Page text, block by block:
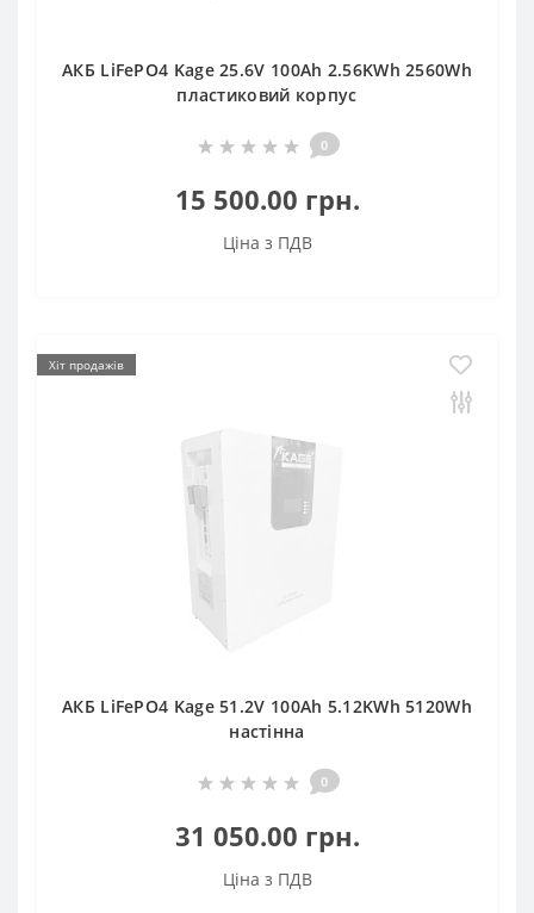
АКБ LiFePO4 Kage 25.6V 100Ah 2.56KWh 2560Wh
пластиковий корпус
0
15 500.00 грн.
Ціна з ПДВ
Хіт продажів
АКБ LiFePO4 Kage 51.2V 100Ah 5.12KWh 5120Wh
настінна
0
31 050.00 грн.
Ціна з ПДВ